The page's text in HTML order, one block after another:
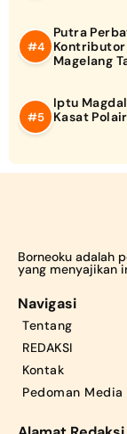
Putra
Kontributor
Magelang
Iptu
Kasat
Borneoku adalah
yang menyajikan
Navigasi
Tentang
REDAKSI
Kontak
Pedoman Media